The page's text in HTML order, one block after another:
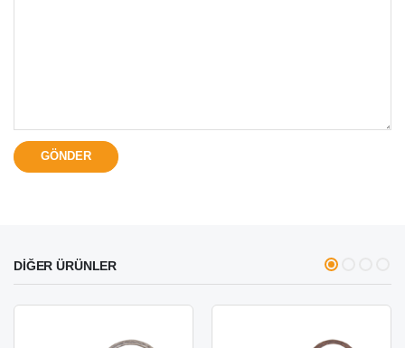
DİĞER ÜRÜNLER